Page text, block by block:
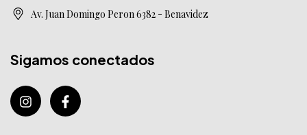
Av. Juan Domingo Peron 6382 - Benavidez
Sigamos conectados